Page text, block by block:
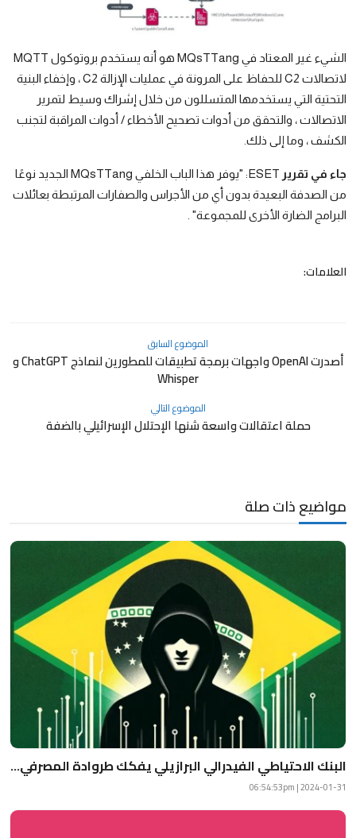
الشيء غير المعتاد في MQsTTang هو أنه يستخدم بروتوكول MQTT
لاتصالات C2 للحفاظ على المرونة في عمليات الإزالة C2 ، وإخفاء البنية
التحتية التي يستخدمها المتسللون من خلال إشراك وسيط لتمرير
الاتصالات ، والتحقق من أدوات تصحيح الأخطاء / أدوات المراقبة لتجنب
الكشف ، وما إلى ذلك.
جاء في تقرير
ESET: "يوفر هذا الباب الخلفي MQsTTang الجديد نوعًا
من الصدفة البعيدة بدون أي من الأجراس والصفارات المرتبطة بعائلات
البرامج الضارة الأخرى للمجموعة" .
العلامات:
الموضوع السابق
أصدرت OpenAI واجهات برمجة تطبيقات للمطورين لنماذج ChatGPT و
Whisper
الموضوع التالي
حملة اعتقالات واسعة شنها الإحتلال الإسرائيلي بالضفة
مواضيع ذات صلة
البنك الاحتياطي الفيدرالي البرازيلي يفكك طروادة المصرفي...
2024-01-31 | 06:54:53pm